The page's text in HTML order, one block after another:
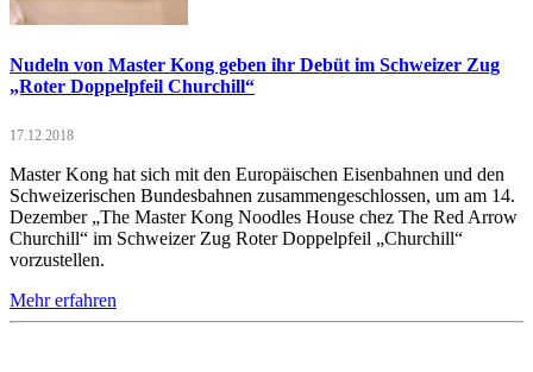
Nudeln von Master Kong geben ihr Debüt im Schweizer Zug
„Roter Doppelpfeil Churchill“
17.12.2018
Master Kong hat sich mit den Europäischen Eisenbahnen und den
Schweizerischen Bundesbahnen zusammengeschlossen, um am 14.
Dezember „The Master Kong Noodles House chez The Red Arrow
Churchill“ im Schweizer Zug Roter Doppelpfeil „Churchill“
vorzustellen.
Mehr erfahren